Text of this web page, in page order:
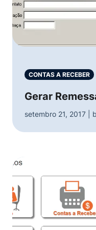
CONTAS A RECEBER
Gerar
setembro 21, 2017 |